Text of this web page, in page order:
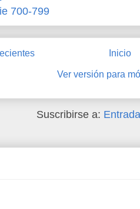
700-799
Inicio
Ver versión para
Suscribirse a: